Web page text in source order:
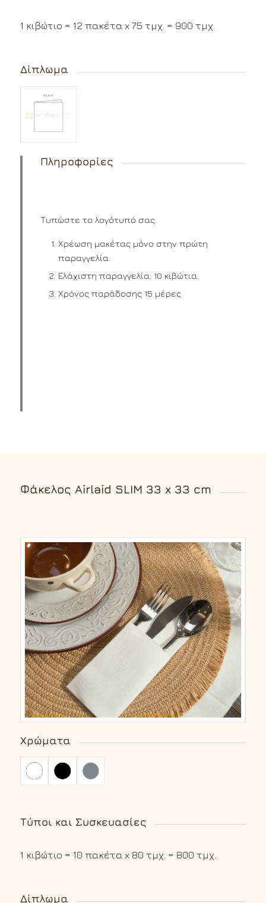
1 κιβώτιο = 12 πακέτα x 75 τμχ. = 900 τμχ.
Δίπλωμα
Πληροφορίες
Τυπώστε το λογότυπό σας.
Χρέωση μακέτας μόνο στην πρώτη
παραγγελία.
Ελάχιστη παραγγελία: 10 κιβώτια.
Χρόνος παράδοσης 15 μέρες.
Φάκελος Airlaid SLIM 33 x 33 cm
Χρώματα
Τύποι και Συσκευασίες
1 κιβώτιο = 10 πακέτα x 80 τμχ. = 800 τμχ.
Δίπλωμα